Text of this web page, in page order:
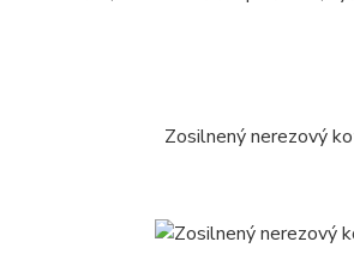
Zosilnený nerezový